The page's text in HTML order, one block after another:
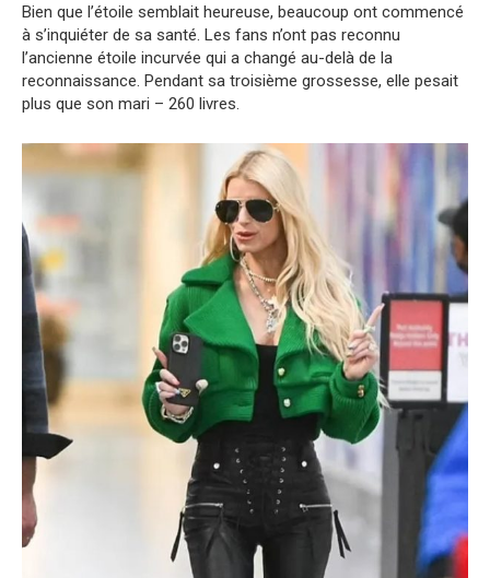
Bien que l’étoile semblait heureuse, beaucoup ont commencé
à s’inquiéter de sa santé. Les fans n’ont pas reconnu
l’ancienne étoile incurvée qui a changé au-delà de la
reconnaissance. Pendant sa troisième grossesse, elle pesait
plus que son mari – 260 livres.